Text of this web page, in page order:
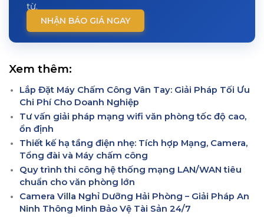
từ.
NHẬN BÁO GIÁ NGAY
Xem thêm:
Lắp Đặt Máy Chấm Công Vân Tay: Giải Pháp Tối Ưu
Chi Phí Cho Doanh Nghiệp
Tư vấn giải pháp mạng wifi văn phòng tốc độ cao,
ổn định
Thiết kế hạ tầng điện nhẹ: Tích hợp Mạng, Camera,
Tổng đài và Máy chấm công
Quy trình thi công hệ thống mạng LAN/WAN tiêu
chuẩn cho văn phòng lớn
Camera Villa Nghỉ Dưỡng Hải Phòng – Giải Pháp An
Ninh Thông Minh Bảo Vệ Tài Sản 24/7